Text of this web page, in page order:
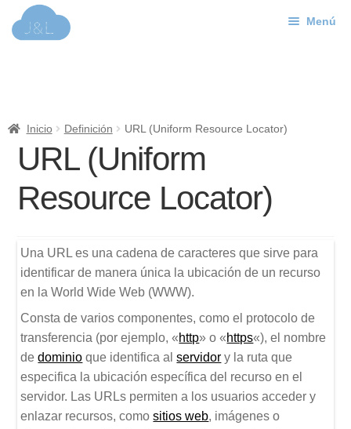
Menú
Contacto
Soporte
Inicio Definición URL (Uniform Resource Locator)
URL (Uniform
Resource Locator)
Una URL es una cadena de caracteres que sirve para
identificar de manera única la ubicación de un recurso
en la World Wide Web (WWW).
Consta de varios componentes, como el protocolo de
transferencia (por ejemplo, «http» o «https«), el nombre
dedominio que identifica alservidor y la ruta que
especifica la ubicación específica del recurso en el
servidor. Las URLs permiten a los usuarios acceder y
enlazar recursos, comositios web, imágenes o